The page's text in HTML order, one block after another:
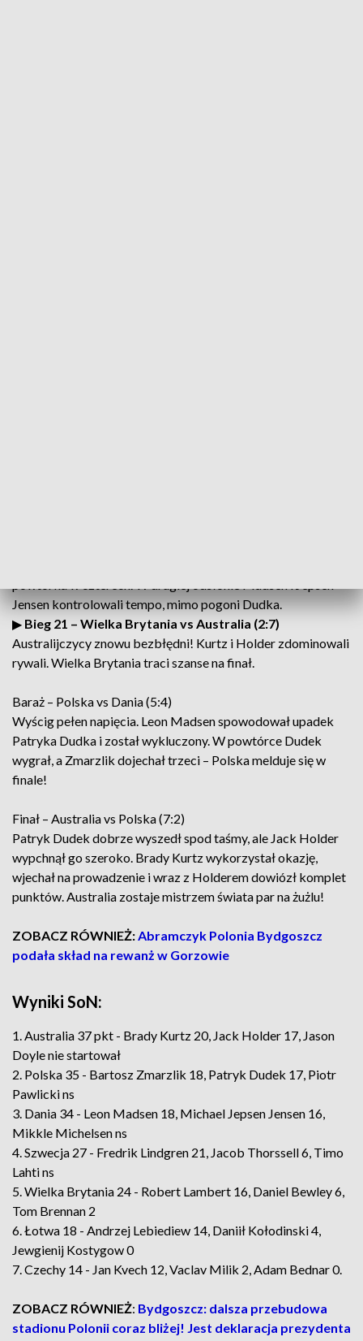
Jensen kontrolowali tempo, mimo pogoni Dudka.
▶︎ Bieg 21 – Wielka Brytania vs Australia (2:7)
Australijczycy znowu bezbłędni! Kurtz i Holder zdominowali
rywali. Wielka Brytania traci szanse na finał.
Baraż – Polska vs Dania (5:4)
Wyścig pełen napięcia. Leon Madsen spowodował upadek
Patryka Dudka i został wykluczony. W powtórce Dudek
wygrał, a Zmarzlik dojechał trzeci – Polska melduje się w
finale!
Finał – Australia vs Polska (7:2)
Patryk Dudek dobrze wyszedł spod taśmy, ale Jack Holder
wypchnął go szeroko. Brady Kurtz wykorzystał okazję,
wjechał na prowadzenie i wraz z Holderem dowiózł komplet
punktów. Australia zostaje mistrzem świata par na żużlu!
ZOBACZ RÓWNIEŻ:Abramczyk Polonia Bydgoszcz
podała skład na rewanż w Gorzowie
Wyniki SoN:
1. Australia 37 pkt - Brady Kurtz 20, Jack Holder 17, Jason
Doyle nie startował
2. Polska 35 - Bartosz Zmarzlik 18, Patryk Dudek 17, Piotr
Pawlicki ns
3. Dania 34 - Leon Madsen 18, Michael Jepsen Jensen 16,
Mikkle Michelsen ns
4. Szwecja 27 - Fredrik Lindgren 21, Jacob Thorssell 6, Timo
Lahti ns
5. Wielka Brytania 24 - Robert Lambert 16, Daniel Bewley 6,
Tom Brennan 2
6. Łotwa 18 - Andrzej Lebiediew 14, Daniił Kołodinski 4,
Jewgienij Kostygow 0
7. Czechy 14 - Jan Kvech 12, Vaclav Milik 2, Adam Bednar 0.
ZOBACZ RÓWNIEŻ: Bydgoszcz: dalsza przebudowa
stadionu Polonii coraz bliżej! Jest deklaracja prezydenta